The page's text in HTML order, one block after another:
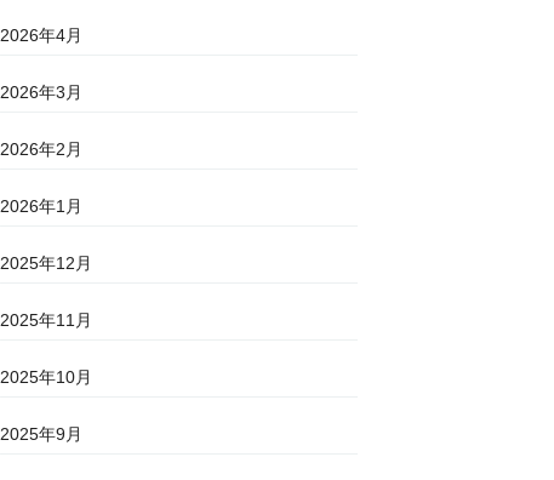
2026年4月
2026年3月
2026年2月
2026年1月
2025年12月
2025年11月
2025年10月
2025年9月